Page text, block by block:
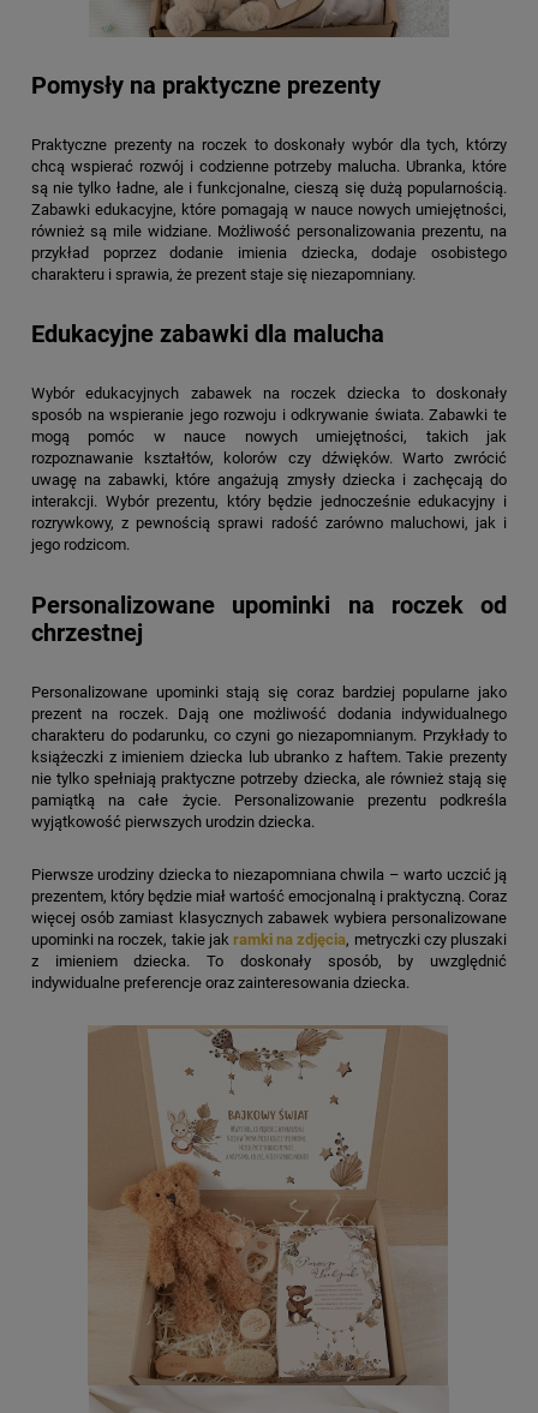
Pomysły na praktyczne prezenty
Praktyczne prezenty na roczek to doskonały wybór dla tych, którzy
chcą wspierać rozwój i codzienne potrzeby malucha. Ubranka, które
są nie tylko ładne, ale i funkcjonalne, cieszą się dużą popularnością.
Zabawki edukacyjne, które pomagają w nauce nowych umiejętności,
również są mile widziane. Możliwość personalizowania prezentu, na
przykład poprzez dodanie imienia dziecka, dodaje osobistego
charakteru i sprawia, że prezent staje się niezapomniany.
Edukacyjne zabawki dla malucha
Wybór edukacyjnych zabawek na roczek dziecka to doskonały
sposób na wspieranie jego rozwoju i odkrywanie świata. Zabawki te
mogą pomóc w nauce nowych umiejętności, takich jak
rozpoznawanie kształtów, kolorów czy dźwięków. Warto zwrócić
uwagę na zabawki, które angażują zmysły dziecka i zachęcają do
interakcji. Wybór prezentu, który będzie jednocześnie edukacyjny i
rozrywkowy, z pewnością sprawi radość zarówno maluchowi, jak i
jego rodzicom.
Personalizowane upominki na roczek od
chrzestnej
Personalizowane upominki stają się coraz bardziej popularne jako
prezent na roczek. Dają one możliwość dodania indywidualnego
charakteru do podarunku, co czyni go niezapomnianym. Przykłady to
książeczki z imieniem dziecka lub ubranko z haftem. Takie prezenty
nie tylko spełniają praktyczne potrzeby dziecka, ale również stają się
pamiątką na całe życie. Personalizowanie prezentu podkreśla
wyjątkowość pierwszych urodzin dziecka.
Pierwsze urodziny dziecka to niezapomniana chwila – warto uczcić ją
prezentem, który będzie miał wartość emocjonalną i praktyczną. Coraz
więcej osób zamiast klasycznych zabawek wybiera personalizowane
upominki na roczek, takie jak ramki na zdjęcia, metryczki czy pluszaki
z imieniem dziecka. To doskonały sposób, by uwzględnić
indywidualne preferencje oraz zainteresowania dziecka.